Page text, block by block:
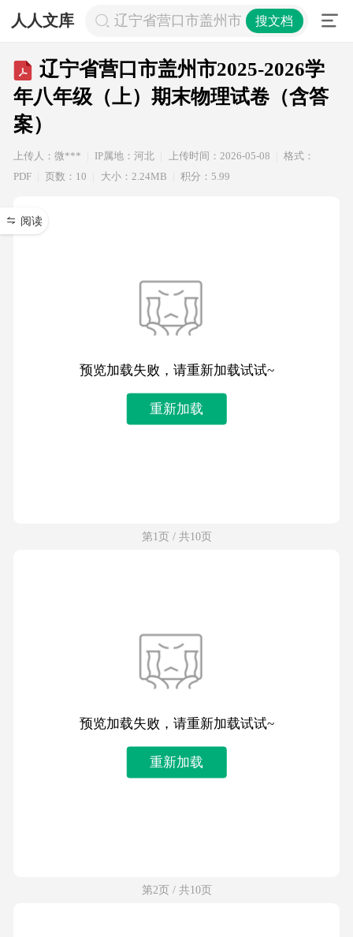
人人文库 辽宁省营口市盖州市2025-2026学年
搜文档
辽宁省营口市盖州市2025-2026学
年八年级（上）期末物理试卷（含答
案）
上传人：微*** IP属地：河北 上传时间：2026-05-08
格式：
PDF
页数：10 大小：2.24MB 积分：5.99
阅读
预览加载失败，请重新加载试试~
重新加载
第1页 / 共10页
预览加载失败，请重新加载试试~
重新加载
第2页 / 共10页